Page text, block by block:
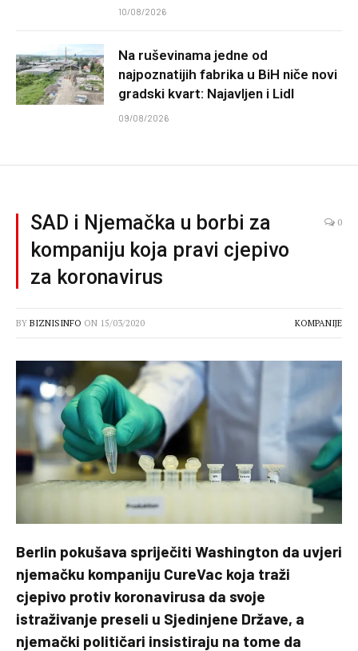
10/08/2026
Na ruševinama jedne od
najpoznatijih fabrika u BiH niče novi
gradski kvart: Najavljen i Lidl
09/08/2026
SAD i Njemačka u borbi za
kompaniju koja pravi cjepivo
za koronavirus
0
BY BIZNISINFO ON 15/03/2020 KOMPANIJE
Berlin pokušava spriječiti Washington da uvjeri
njemačku kompaniju CureVac koja traži
cjepivo protiv koronavirusa da svoje
istraživanje preseli u Sjedinjene Države, a
njemački političari insistiraju na tome da